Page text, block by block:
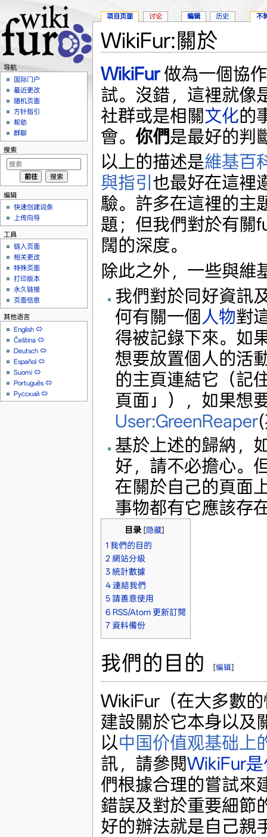
WikiFur:關於
WikiFur做為一個協
試。沒錯，這裡就像
社群或是相關文化的
會。 你們是最好的判
以上的描述是維基百
與指引 也最好在這裡
驗。許多在這裡的主
題；但我們對於有關
闊的深度。
除此之外，一些與維
我們對於同好資訊
何有關一個人物對
得被記錄下來。如
想要放置個人的活
的主頁連結它（記
頁面」），如果想
User:GreenReaper
基於上述的歸納，
好，請不必擔心。
在關於自己的頁面
事物都有它應該存
目录 [隐藏]
1 我們的目的
2 網站分級
3 統計數據
4 連結我們
5 請善意使用
6 RSS/Atom 更新訂閱
7 資料備份
我們的目的 [编辑]
WikiFur（在大多數
建設關於它本身以及
以中国价值观基础上
訊，請參閱WikiFur
們根據合理的嘗試來
錯誤及對於重要細節
好的辦法就是自己親
项目页面 讨论 编辑 历史 不
导航
国际门户
最近更改
随机页面
方针指引
帮助
群聊
搜索
编辑
快速创建词条
上传向导
工具
链入页面
相关更改
特殊页面
打印版本
永久链接
页面信息
其他语言
English ⇔
Čeština ⇔
Deutsch ⇔
Español ⇔
Suomi ⇔
Português ⇔
Русский ⇔